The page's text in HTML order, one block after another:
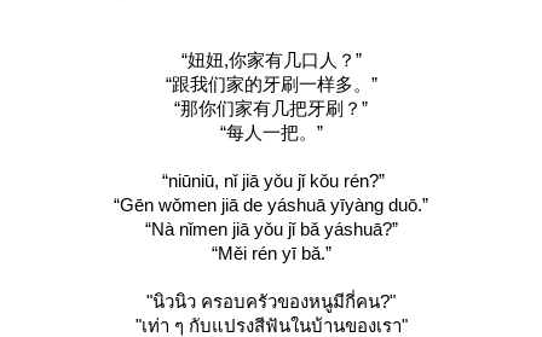
“妞妞,你家有几口人？”
“跟我们家的牙刷一样多。”
“那你们家有几把牙刷？”
“每人一把。”
“niūniū, nǐ jiā yǒu jǐ kǒu rén?”
“Gēn wǒmen jiā de yáshuā yīyàng duō.”
“Nà nǐmen jiā yǒu jǐ bǎ yáshuā?”
“Měi rén yī bǎ.”
"นิวนิว ครอบครัวของหนูมีกี่คน?"
"เท่า ๆ กับแปรงสีฟันในบ้านของเรา"